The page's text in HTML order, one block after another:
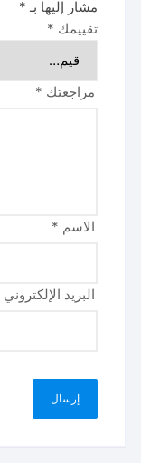
مشار إليها بـ *
تقييمك *
مراجعتك *
الاسم *
البريد الإلكتروني